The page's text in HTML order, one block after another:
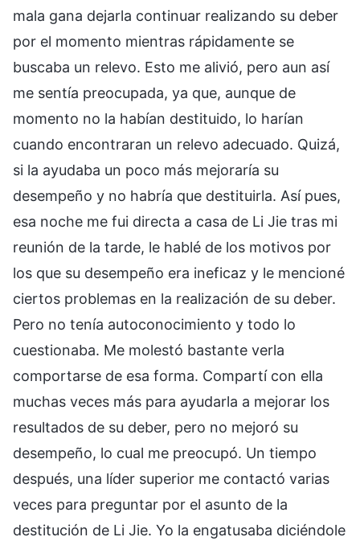
mala gana dejarla continuar realizando su deber
por el momento mientras rápidamente se
buscaba un relevo. Esto me alivió, pero aun así
me sentía preocupada, ya que, aunque de
momento no la habían destituido, lo harían
cuando encontraran un relevo adecuado. Quizá,
si la ayudaba un poco más mejoraría su
desempeño y no habría que destituirla. Así pues,
esa noche me fui directa a casa de Li Jie tras mi
reunión de la tarde, le hablé de los motivos por
los que su desempeño era ineficaz y le mencioné
ciertos problemas en la realización de su deber.
Pero no tenía autoconocimiento y todo lo
cuestionaba. Me molestó bastante verla
comportarse de esa forma. Compartí con ella
muchas veces más para ayudarla a mejorar los
resultados de su deber, pero no mejoró su
desempeño, lo cual me preocupó. Un tiempo
después, una líder superior me contactó varias
veces para preguntar por el asunto de la
destitución de Li Jie. Yo la engatusaba diciéndole